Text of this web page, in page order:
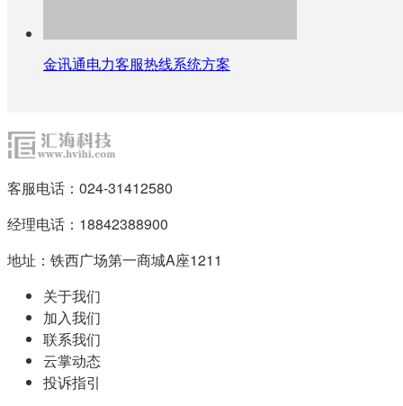
金讯通电力客服热线系统方案
客服电话：024-31412580
经理电话：18842388900
地址：铁西广场第一商城A座1211
关于我们
加入我们
联系我们
云掌动态
投诉指引